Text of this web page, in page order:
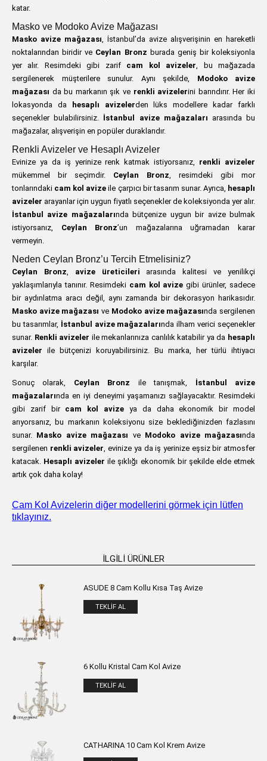
katar.
Masko ve Modoko Avize Mağazası
Masko avize mağazası, İstanbul’da avize alışverişinin en hareketli
noktalarından biridir ve Ceylan Bronz burada geniş bir koleksiyonla
yer alır. Resimdeki gibi zarif cam kol avizeler, bu mağazada
sergilenerek müşterilere sunulur. Aynı şekilde, Modoko avize
mağazası da bu markanın şık ve renkli avizelerini barındırır. Her iki
lokasyonda da
hesaplı avizelerden lüks modellere kadar farklı
seçenekler bulabilirsiniz. İstanbul avize mağazaları arasında bu
mağazalar, alışverişin en popüler duraklarıdır.
Renkli Avizeler ve Hesaplı Avizeler
Evinize ya da iş yerinize renk katmak istiyorsanız, renkli avizeler
mükemmel bir seçimdir. Ceylan Bronz, resimdeki gibi mor
tonlarındaki cam kol avize ile çarpıcı bir tasarım sunar. Ayrıca, hesaplı
avizeler arayanlar için uygun fiyatlı seçenekler de koleksiyonda yer alır.
İstanbul avize mağazalarında bütçenize uygun bir avize bulmak
istiyorsanız, Ceylan Bronz’un mağazalarına uğramadan karar
vermeyin.
Neden Ceylan Bronz’u Tercih Etmelisiniz?
Ceylan Bronz, avize üreticileri arasında kalitesi ve yenilikçi
yaklaşımlarıyla tanınır. Resimdeki cam kol avize gibi ürünler, sadece
bir aydınlatma aracı değil, aynı zamanda bir dekorasyon harikasıdır.
Masko avize mağazası ve Modoko avize mağazasında sergilenen
bu tasarımlar, İstanbul avize mağazalarında ilham verici seçenekler
sunar. Renkli avizeler ile mekanlarınıza canlılık katabilir ya da hesaplı
avizeler ile bütçenizi koruyabilirsiniz. Bu marka, her türlü ihtiyacı
karşılar.
Sonuç olarak, Ceylan Bronz ile tanışmak, İstanbul avize
mağazalarında en iyi deneyimi yaşamanızı sağlayacaktır. Resimdeki
gibi zarif bir cam kol avize ya da daha ekonomik bir model
arıyorsanız, bu markanın koleksiyonu size beklediğinizden fazlasını
sunar. Masko avize mağazası ve Modoko avize mağazasında
sergilenen renkli avizeler, evinize ya da iş yerinize eşsiz bir atmosfer
katacak. Hesaplı avizeler ile şıklığı ekonomik bir şekilde elde etmek
artık çok daha kolay!
Cam Kol Avizelerin diğer modellerini görmek için lütfen
tıklayınız.
İLGILI ÜRÜNLER
ASUDE 8 Cam Kollu Kısa Taş Avize
TEKLIF AL
6 Kollu Kristal Cam Kol Avize
TEKLIF AL
CATHARINA 10 Cam Kol Krem Avize